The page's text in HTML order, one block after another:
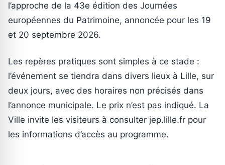
l’approche de la 43e édition des Journées
européennes du Patrimoine, annoncée pour les 19
et 20 septembre 2026.
Les repères pratiques sont simples à ce stade :
l’événement se tiendra dans divers lieux à Lille, sur
deux jours, avec des horaires non précisés dans
l’annonce municipale. Le prix n’est pas indiqué. La
Ville invite les visiteurs à consulter jep.lille.fr pour
les informations d’accès au programme.